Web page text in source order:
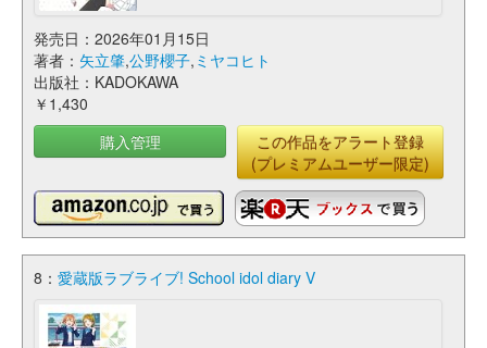
発売日：2026年01月15日
著者： 矢立肇,公野櫻子, ミヤコヒト
出版社：KADOKAWA
￥1,430
購入管理
この作品をアラート登録
(プレミアムユーザー限定)
8： 愛蔵版ラブライブ! School idol diary V